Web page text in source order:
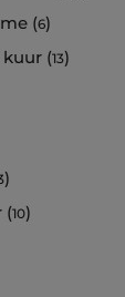
(6)
kuur (13)
)
(10)